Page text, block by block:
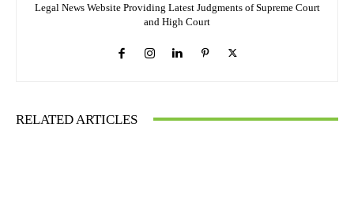
Legal News Website Providing Latest Judgments of Supreme Court
and High Court
RELATED ARTICLES